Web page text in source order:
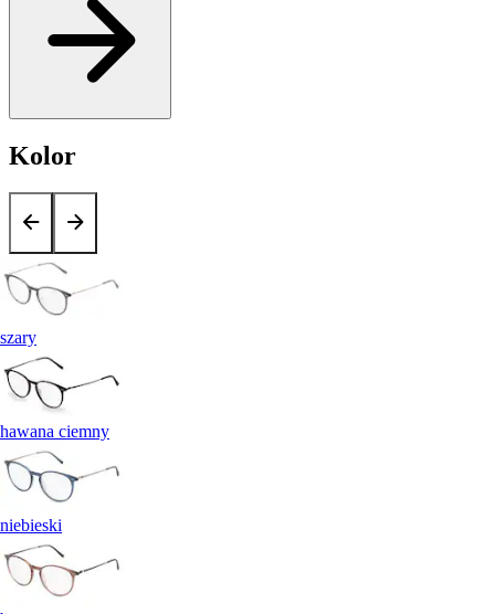
Kolor
szary
hawana ciemny
niebieski